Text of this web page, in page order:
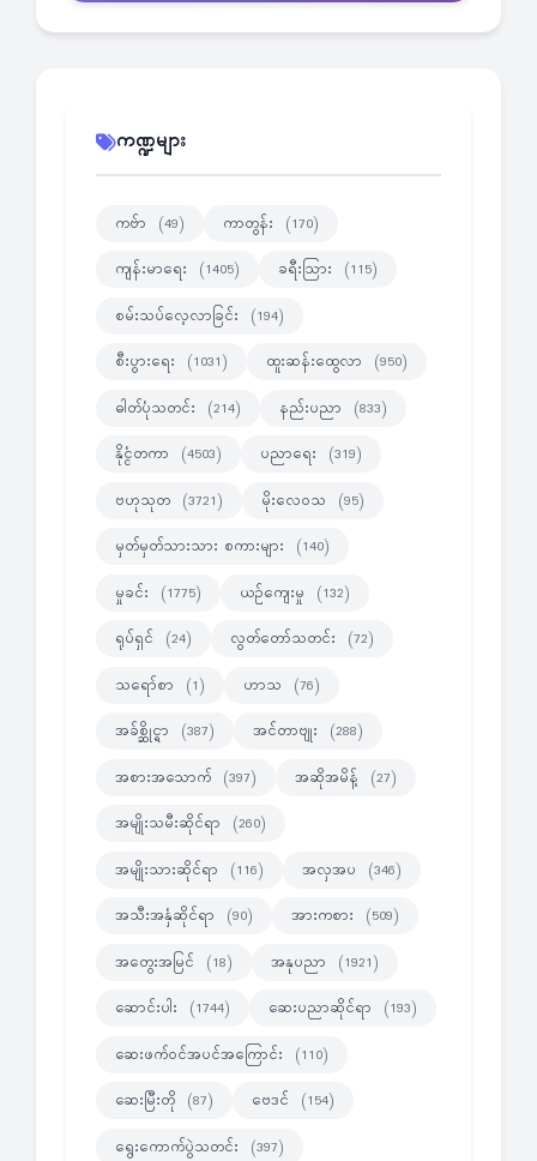
ကဏ္ဍများ
ကဗ်ာ (49) ကာတွန်း (170)
ကျန်းမာရေး (1405) ခရီးသြား (115)
စမ်းသပ်လေ့လာခြင်း (194)
စီးပွားရေး (1031) ထူးဆန်းထွေလာ (950)
ဓါတ်ပုံသတင်း (214) နည်းပညာ (833)
နိုင္ငံတကာ (4503) ပညာရေး (319)
ဗဟုသုတ (3721) မိုးလေဝသ (95)
မှတ်မှတ်သားသား စကားများ (140)
မှုခင်း (1775) ယဉ်ကျေးမှု (132)
ရုပ်ရှင် (24) လွတ်တော်သတင်း (72)
သရော်စာ (1) ဟာသ (76)
အခ်စ္ဆိုင္ရာ (387) အင်တာဗျုး (288)
အစားအသောက် (397) အဆိုအမိန့် (27)
အမျိုးသမီးဆိုင်ရာ (260)
အမျိုးသားဆိုင်ရာ (116) အလှအပ (346)
အသီးအနှံဆိုင်ရာ (90) အားကစား (509)
အတွေးအမြင် (18) အနုပညာ (1921)
ဆောင်းပါး (1744) ဆေးပညာဆိုင်ရာ (193)
ဆေးဖက်ဝင်အပင်အကြောင်း (110)
ဆေးမြီးတို (87) ဗေဒင် (154)
ရွေးကောက်ပွဲသတင်း (397)